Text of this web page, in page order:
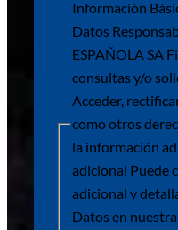
Información
Datos
ESPAÑOLA SA
consultas y/o
Acceder,
como otros
la información
adicional Puede
adicional y
Datos en